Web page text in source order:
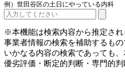
例）世田谷区の土日にやっている内科
※本機能は検索内容から推定され
事業者情報の検索を補助するもの
いかなる内容の検索であっても
優劣評価・断定的判断・専門的判